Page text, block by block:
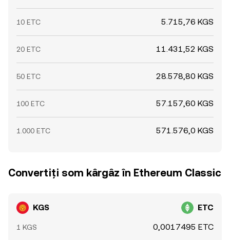
10 ETC 5.715,76 KGS
20 ETC 11.431,52 KGS
50 ETC 28.578,80 KGS
100 ETC 57.157,60 KGS
1.000 ETC 571.576,0 KGS
Convertiți som kârgâz în Ethereum Classic
KGS ETC
1 KGS 0,0017495 ETC